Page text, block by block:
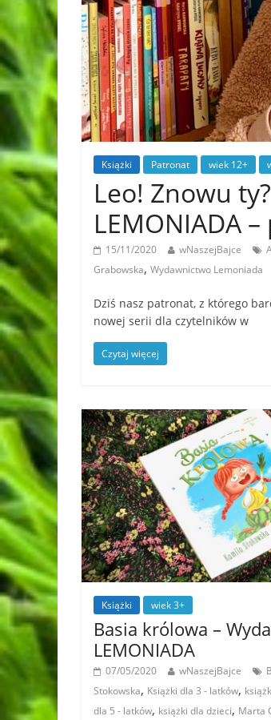
Książki Patronat wiek 12+
Leo! Znowu
LEMONIADA
15/11/2020 wNaszejBajce
Grabowska, Wydawnictwo Lemoniada
Dziś nasz patronat, z którego
nowej serii dla czytelników w
Czytaj więcej
Książki wiek 3+
Basia królowa –
LEMONIADA
07/05/2020 wNaszejBajce
Stokowska, Książki dla 3 - latków,
dla 5 - latków, książki dla dzieci, Marta